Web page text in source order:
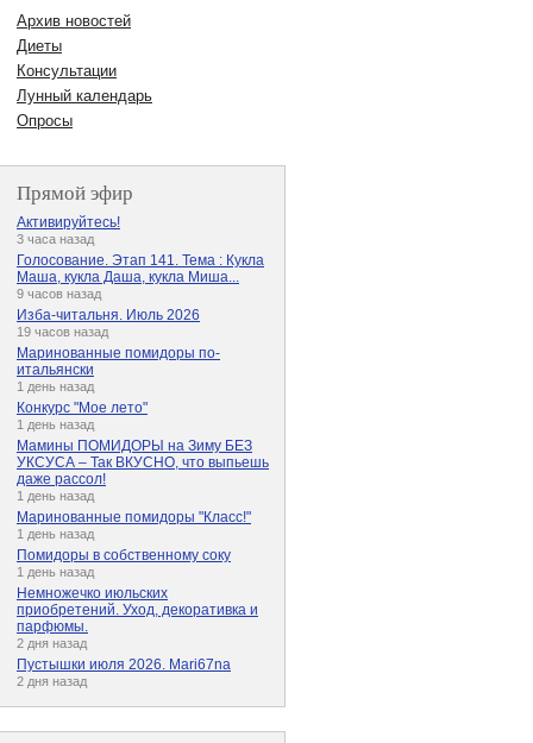
Архив новостей
Диеты
Консультации
Лунный календарь
Опросы
Прямой эфир
Активируйтесь!
3 часа назад
Голосование. Этап 141. Тема : Кукла
Маша, кукла Даша, кукла Миша...
9 часов назад
Изба-читальня. Июль 2026
19 часов назад
Маринованные помидоры по-
итальянски
1 день назад
Конкурс "Мое лето"
1 день назад
Мамины ПОМИДОРЫ на Зиму БЕЗ
УКСУСА – Так ВКУСНО, что выпьешь
даже рассол!
1 день назад
Маринованные помидоры "Класс!"
1 день назад
Помидоры в собственному соку
1 день назад
Немножечко июльских
приобретений. Уход, декоративка и
парфюмы.
2 дня назад
Пустышки июля 2026. Mari67na
2 дня назад